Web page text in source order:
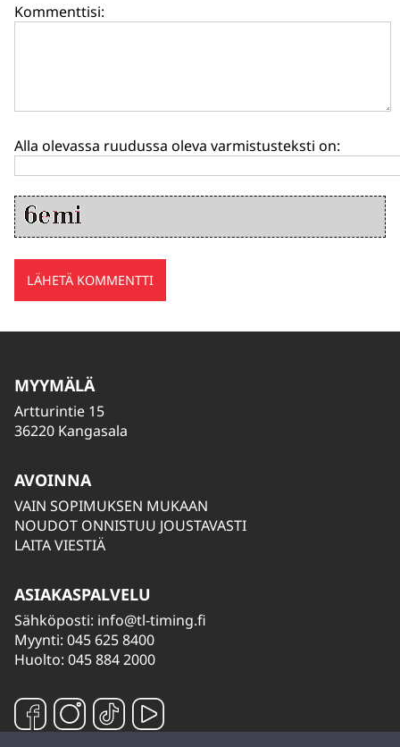
Kommenttisi:
Alla olevassa ruudussa oleva varmistusteksti on:
MYYMÄLÄ
Artturintie 15
36220 Kangasala
AVOINNA
VAIN SOPIMUKSEN MUKAAN
NOUDOT ONNISTUU JOUSTAVASTI
LAITA VIESTIÄ
ASIAKASPALVELU
Sähköposti: info@tl-timing.fi
Myynti: 045 625 8400
Huolto: 045 884 2000